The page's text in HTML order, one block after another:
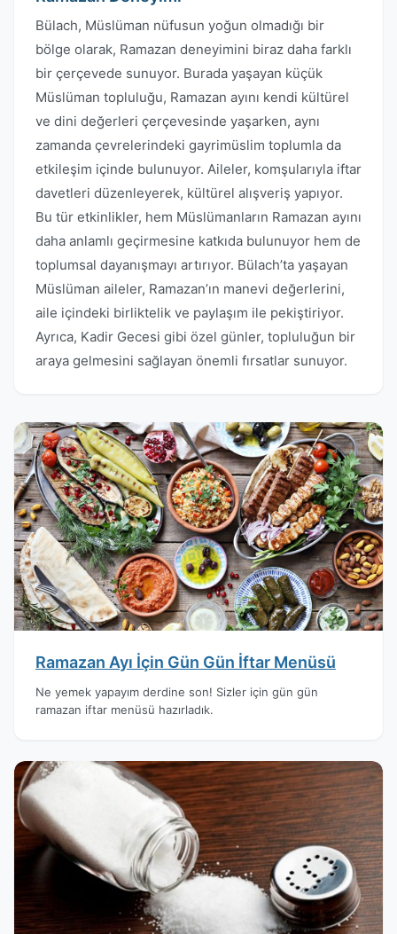
Bülach, Müslüman nüfusun yoğun olmadığı bir
bölge olarak, Ramazan deneyimini biraz daha farklı
bir çerçevede sunuyor. Burada yaşayan küçük
Müslüman topluluğu, Ramazan ayını kendi kültürel
ve dini değerleri çerçevesinde yaşarken, aynı
zamanda çevrelerindeki gayrimüslim toplumla da
etkileşim içinde bulunuyor. Aileler, komşularıyla iftar
davetleri düzenleyerek, kültürel alışveriş yapıyor.
Bu tür etkinlikler, hem Müslümanların Ramazan ayını
daha anlamlı geçirmesine katkıda bulunuyor hem de
toplumsal dayanışmayı artırıyor. Bülach’ta yaşayan
Müslüman aileler, Ramazan’ın manevi değerlerini,
aile içindeki birliktelik ve paylaşım ile pekiştiriyor.
Ayrıca, Kadir Gecesi gibi özel günler, topluluğun bir
araya gelmesini sağlayan önemli fırsatlar sunuyor.
Ramazan Ayı İçin Gün Gün İftar Menüsü
Ne yemek yapayım derdine son! Sizler için gün gün
ramazan iftar menüsü hazırladık.